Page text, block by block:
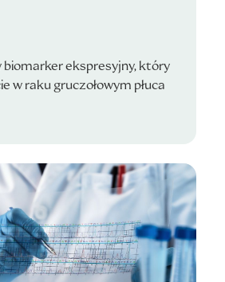
biomarker ekspresyjny, który
w raku gruczołowym płuca